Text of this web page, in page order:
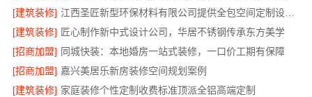
[建筑装修]
江西圣匠新型环保材料有限公司提供全包空间定制设计方案
[建筑装修] 匠心制作新中式设计公司，华居不锈钢传承东方美学
[招商加盟] 同城快装：本地婚房一站式装修，一口价工期有保障
[招商加盟] 嘉兴美居乐新房装修空间规划案例
[建筑装修] 家庭装修个性定制收费标准顶派全铝高端定制